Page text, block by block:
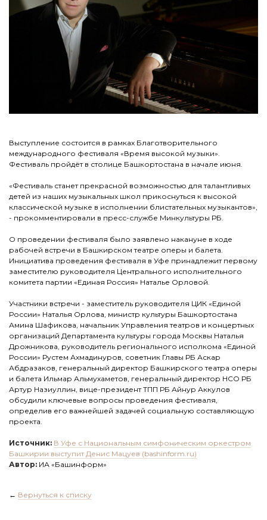
Выступление состоится в рамках Благотворительного
международного фестиваля «Время высокой музыки».
Фестиваль пройдёт в столице Башкортостана в начале июня.
«Фестиваль станет прекрасной возможностью для талантливых
детей из наших музыкальных школ прикоснуться к высокой
классической музыке в исполнении блистательных музыкантов»,
- прокомментировали в пресс-службе Минкультуры РБ.
О проведении фестиваля было заявлено накануне в ходе
рабочей встречи в Башкирском театре оперы и балета.
Инициатива проведения фестиваля в Уфе принадлежит первому
заместителю руководителя Центрального исполнительного
комитета партии «Единая Россия» Наталье Орловой.
Участники встречи - заместитель руководителя ЦИК «Единой
России» Наталья Орлова, министр культуры Башкортостана
Амина Шафикова, начальник Управления театров и концертных
организаций Департамента культуры города Москвы Наталья
Дрожникова, руководитель регионального исполкома «Единой
России» Рустем Ахмадинуров, советник Главы РБ Аскар
Абдразаков, генеральный директор Башкирского театра оперы
и балета Ильмар Альмухаметов, генеральный директор НСО РБ
Артур Назиуллин, вице-президент ТПП РБ Айнур Аккулов
обсудили ключевые вопросы проведения фестиваля,
определив его важнейшей задачей социальную составляющую
проекта.
Источник: В Уфе с Национальным симфоническим оркестром
Башкирии выступит Денис Мацуев (bashinform.ru)
Автор: ИА «Башинформ»
← Вернуться к списку